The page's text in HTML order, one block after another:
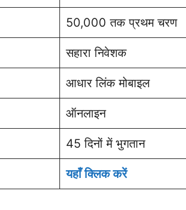
50,000 तक प्रथम चरण
सहारा निवेशक
आधार लिंक मोबाइल
ऑनलाइन
45 दिनों में भुगतान
यहाँ क्लिक करें